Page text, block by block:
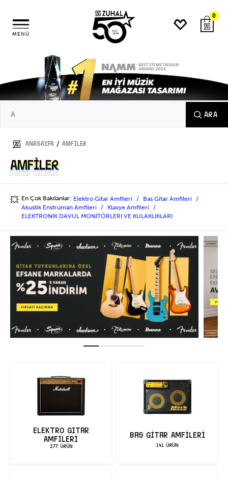
MENÜ
0
ARA
ANASAYFA / AMFİLER
AMFİLER
AMFİLER
💥 En Çok Bakılanlar: Elektro Gitar Amfileri
Bas Gitar Amfileri
Akustik Enstrüman Amfileri
Klavye Amfileri
ELEKTRONİK DAVUL MONİTÖRLERİ VE KULAKLIKLARI
Elektro Gitar
Amfileri
277 ÜRÜN
Bas Gitar Amfileri
141 ÜRÜN